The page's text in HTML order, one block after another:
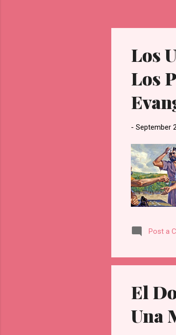
Los
Los
- September
Post a
El
Una